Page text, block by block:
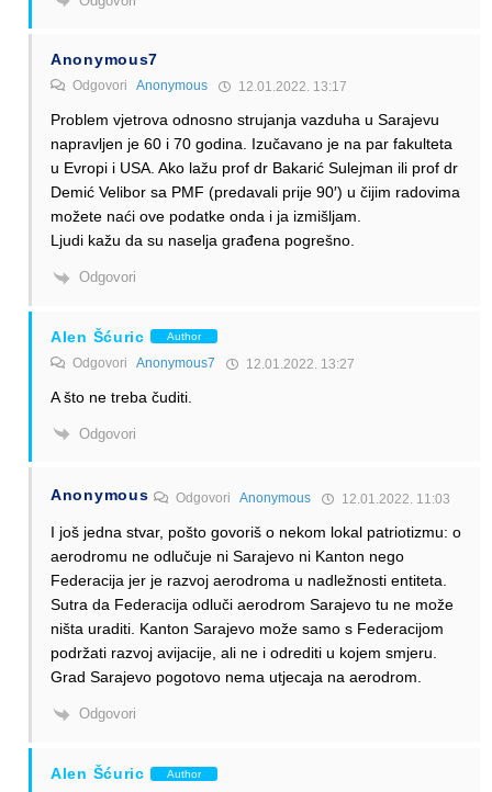
Anonymous7
Odgovori Anonymous 12.01.2022. 13:17
Problem vjetrova odnosno strujanja vazduha u Sarajevu
napravljen je 60 i 70 godina. Izučavano je na par fakulteta
u Evropi i USA. Ako lažu prof dr Bakarić Sulejman ili prof dr
Demić Velibor sa PMF (predavali prije 90′) u čijim radovima
možete naći ove podatke onda i ja izmišljam.
Ljudi kažu da su naselja građena pogrešno.
Odgovori
Alen Šćuric Author
Odgovori Anonymous7 12.01.2022. 13:27
A što ne treba čuditi.
Odgovori
Anonymous OdgovoriAnonymous 12.01.2022. 11:03
I još jedna stvar, pošto govoriš o nekom lokal patriotizmu: o
aerodromu ne odlučuje ni Sarajevo ni Kanton nego
Federacija jer je razvoj aerodroma u nadležnosti entiteta.
Sutra da Federacija odluči aerodrom Sarajevo tu ne može
ništa uraditi. Kanton Sarajevo može samo s Federacijom
podržati razvoj avijacije, ali ne i odrediti u kojem smjeru.
Grad Sarajevo pogotovo nema utjecaja na aerodrom.
Odgovori
Alen Šćuric Author